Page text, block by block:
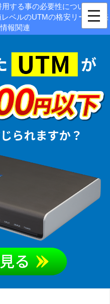
する事の必要性についても解
ベルのUTMの格安リース販売
報関連